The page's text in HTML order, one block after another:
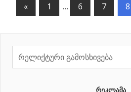
პოსტების
ნავიგაცია
« Previous
1 … 6 7 8
ᲠᲔᲙᲚᲐᲛᲐ